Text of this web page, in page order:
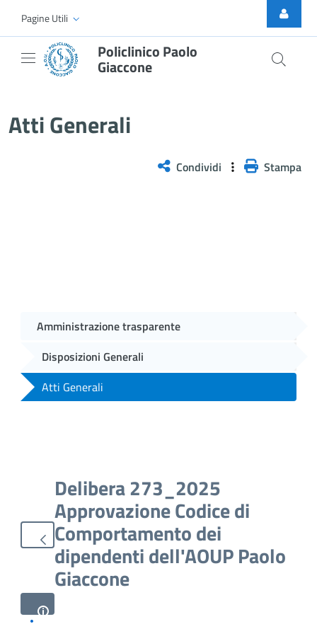
Skip to Main Content
Pagine Utili
Policlinico Paolo
Giaccone
Atti Generali
Condividi Stampa
Amministrazione trasparente
Disposizioni Generali
Atti Generali
Delibera 273_2025
Approvazione Codice di
Comportamento dei
dipendenti dell'AOUP Paolo
Giaccone